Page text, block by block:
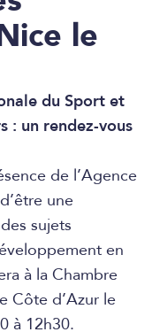
le
du Sport et
: un rendez-vous
de l’Agence
une
sujets
en
à la Chambre
Côte d’Azur le
à 12h30.